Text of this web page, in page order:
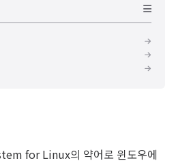
for Linux의 약어로 윈도우에